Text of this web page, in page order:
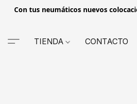
Con tus neumáticos nuevos
TIENDA CONTACTO